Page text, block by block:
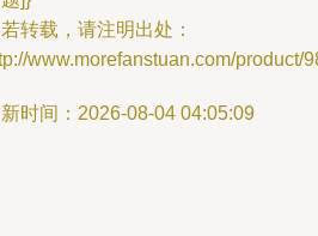
转载，请注明出处：
www.morefanstuan.com/product/
时间：2026-08-04 04:05:09